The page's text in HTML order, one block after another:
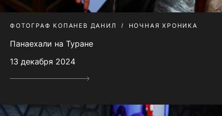
ФОТОГРАФ КОПАНЕВ ДАНИЛ НОЧНАЯ ХРОНИКА
Панаехали на Туране
13 декабря 2024